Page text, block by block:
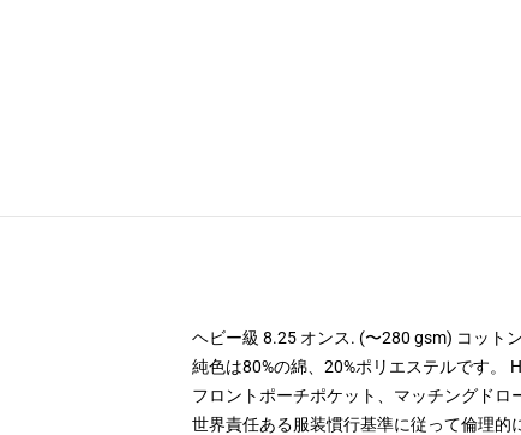
ヘビー級 8.25 オンス. (〜280 gsm) コット
純色は80%の綿、20%ポリエステルです。
フロントポーチポケット、マッチングドロ
世界責任ある服装慣行基準に従って倫理的